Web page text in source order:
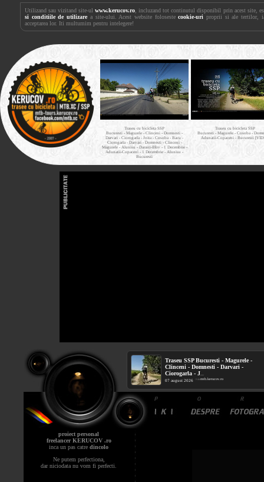
Utilizand sau vizitand site-ulwww.kerucov.ro , incluzand tot continutul disponibil prin acest site,
si conditiile de utilizare a site-ului. Acest website folosestecookie-uri proprii si ale tertilor,
acceptarea lor. Iti multumim pentru intelegere!
Traseu cu bicicleta SSP
Bucuresti - Magurele - Clinceni - Domnesti -
Darvari - Ciorogarla - Joita - Cosoba - Bacu -
Ciorogarla - Darvari - Domnesti - Clinceni -
Magurele - Alunisu - Darasti-Ilfov - 1 Decembrie -
Adunatii-Copaceni - 1 Decembrie - Alunisu -
Bucuresti
Traseu cu bicicleta SSP
Bucuresti - Magurele - Cosoba -
Adunatii-Copaceni - Bucuresti
Traseu SSP Bucuresti - Magurele -
Clinceni - Domnesti - Darvari -
Ciorogarla - J...
07 august 2026 / via mtb.kerucov.ro
proiect personal
freelancer KERUCOV .ro
inca un pas catre dincolo
Ne putem perfectiona,
dar niciodata nu vom fi perfecti.